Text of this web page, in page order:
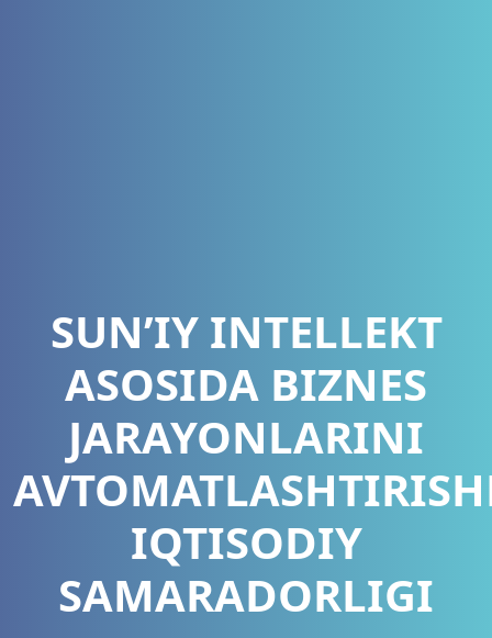
SUN’IY INTELLEKT
ASOSIDA BIZNES
JARAYONLARINI
IQTISODIY
SAMARADORLIGI